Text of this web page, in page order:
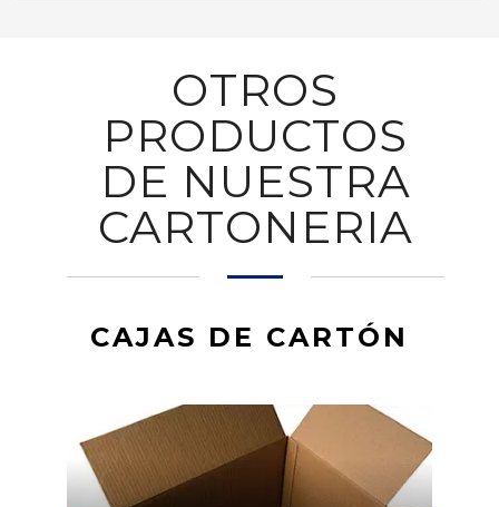
OTROS
PRODUCTOS
DE NUESTRA
CARTONERIA
CAJAS DE CARTÓN